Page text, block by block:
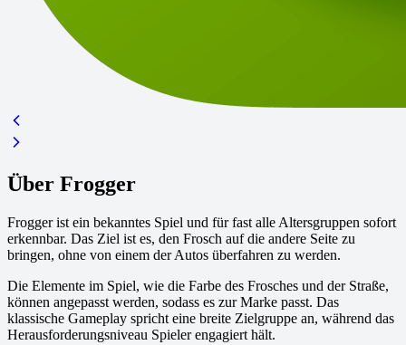
Über Frogger
Frogger ist ein bekanntes Spiel und für fast alle Altersgruppen sofort
erkennbar. Das Ziel ist es, den Frosch auf die andere Seite zu
bringen, ohne von einem der Autos überfahren zu werden.
Die Elemente im Spiel, wie die Farbe des Frosches und der Straße,
können angepasst werden, sodass es zur Marke passt. Das
klassische Gameplay spricht eine breite Zielgruppe an, während das
Herausforderungsniveau Spieler engagiert hält.